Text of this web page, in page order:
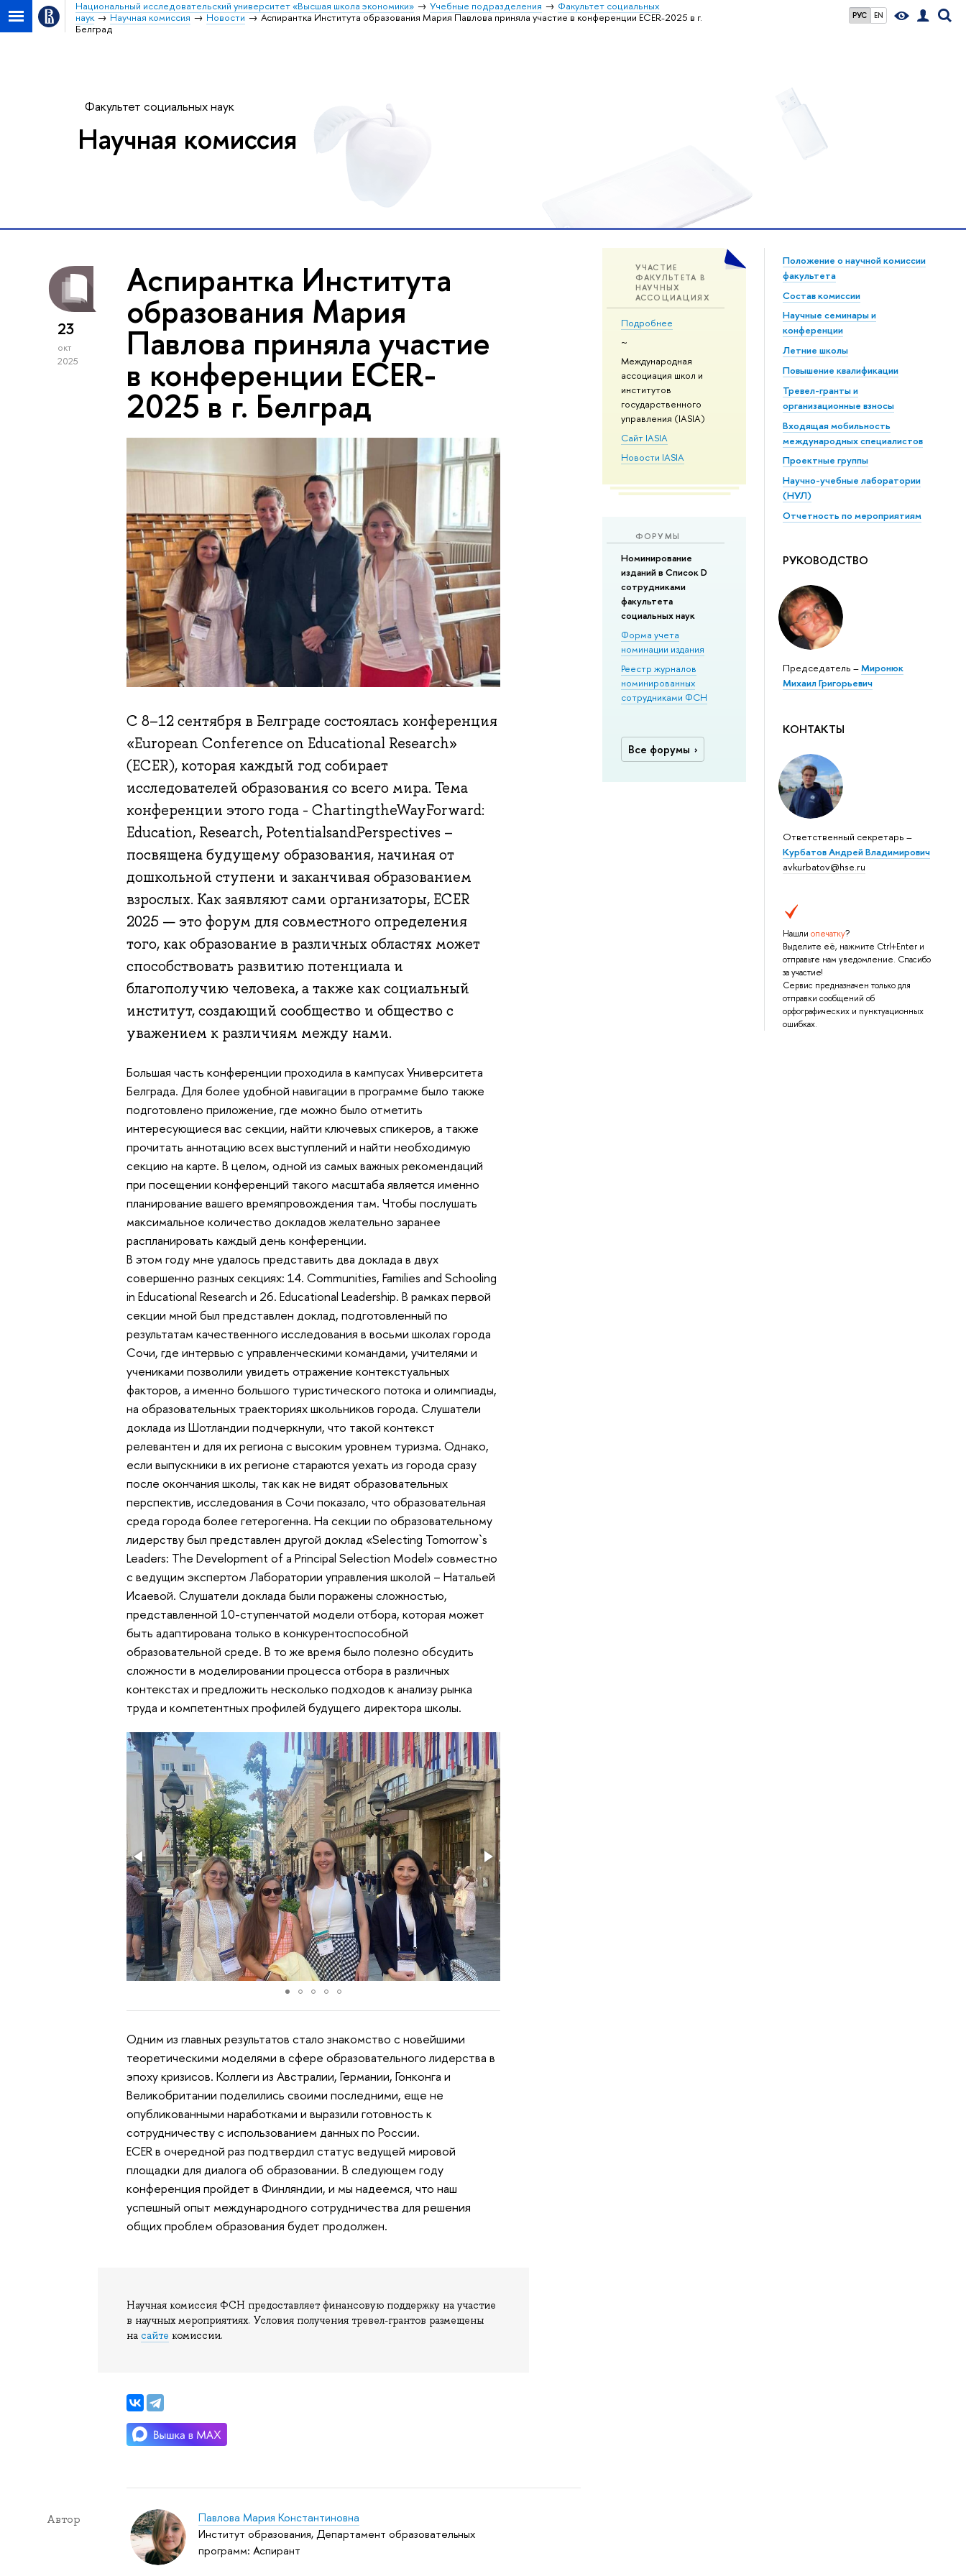
РУС EN
Национальный исследовательский университет «Высшая школа экономики» Учебные подразделения
Факультет социальных
наук
Научная комиссия Новости
Аспирантка Института образования Мария Павлова приняла участие в конференции ECER-2025 в г.
Белград
Факультет социальных наук
Научная комиссия
Положение о научной комиссии
факультета
Состав комиссии
Научные семинары и
конференции
Летние школы
Повышение квалификации
Тревел-гранты и
организационные взносы
Входящая мобильность
международных специалистов
Проектные группы
Научно-учебные лаборатории
(НУЛ)
Отчетность по мероприятиям
РУКОВОДСТВО
Председатель –Миронюк
Михаил Григорьевич
КОНТАКТЫ
Ответственный секретарь –
Курбатов Андрей Владимирович
avkurbatov@hse.ru
Нашли опечатку?
Выделите её, нажмите Ctrl+Enter и
отправьте нам уведомление. Спасибо
за участие!
Сервис предназначен только для
отправки сообщений об
орфографических и пунктуационных
ошибках.
УЧАСТИЕ
ФАКУЛЬТЕТА В
НАУЧНЫХ
АССОЦИАЦИЯХ
Подробнее
~
Международная
ассоциация школ и
институтов
государственного
управления (IASIA)
Сайт IASIA
Новости IASIA
ФОРУМЫ
Номинирование
изданий в Список D
сотрудниками
факультета
социальных наук
Форма учета
номинации издания
Реестр журналов
номинированных
сотрудниками ФСН
Все форумы
23
окт
2025
Аспирантка Института
образования Мария
Павлова приняла участие
в конференции ECER-
2025 в г. Белград
С 8–12 сентября в Белграде состоялась конференция
«European Conference on Educational Research»
(ECER), которая каждый год собирает
исследователей образования со всего мира. Тема
конференции этого года - ChartingtheWayForward:
Education, Research, PotentialsandPerspectives –
посвящена будущему образования, начиная от
дошкольной ступени и заканчивая образованием
взрослых. Как заявляют сами организаторы, ECER
2025 — это форум для совместного определения
того, как образование в различных областях может
способствовать развитию потенциала и
благополучию человека, а также как социальный
институт, создающий сообщество и общество с
уважением к различиям между нами.
Большая часть конференции проходила в кампусах Университета
Белграда. Для более удобной навигации в программе было также
подготовлено приложение, где можно было отметить
интересующиеся вас секции, найти ключевых спикеров, а также
прочитать аннотацию всех выступлений и найти необходимую
секцию на карте. В целом, одной из самых важных рекомендаций
при посещении конференций такого масштаба является именно
планирование вашего времяпровождения там. Чтобы послушать
максимальное количество докладов желательно заранее
распланировать каждый день конференции.
В этом году мне удалось представить два доклада в двух
совершенно разных секциях: 14. Communities, Families and Schooling
in Educational Research и 26. Educational Leadership. В рамках первой
секции мной был представлен доклад, подготовленный по
результатам качественного исследования в восьми школах города
Сочи, где интервью с управленческими командами, учителями и
учениками позволили увидеть отражение контекстуальных
факторов, а именно большого туристического потока и олимпиады,
на образовательных траекториях школьников города. Слушатели
доклада из Шотландии подчеркнули, что такой контекст
релевантен и для их региона с высоким уровнем туризма. Однако,
если выпускники в их регионе стараются уехать из города сразу
после окончания школы, так как не видят образовательных
перспектив, исследования в Сочи показало, что образовательная
среда города более гетерогенна. На секции по образовательному
лидерству был представлен другой доклад «Selecting Tomorrow`s
Leaders: The Development of a Principal Selection Model» совместно
с ведущим экспертом Лаборатории управления школой – Натальей
Исаевой. Слушатели доклада были поражены сложностью,
представленной 10-ступенчатой модели отбора, которая может
быть адаптирована только в конкурентоспособной
образовательной среде. В то же время было полезно обсудить
сложности в моделировании процесса отбора в различных
контекстах и предложить несколько подходов к анализу рынка
труда и компетентных профилей будущего директора школы.
Одним из главных результатов стало знакомство с новейшими
теоретическими моделями в сфере образовательного лидерства в
эпоху кризисов. Коллеги из Австралии, Германии, Гонконга и
Великобритании поделились своими последними, еще не
опубликованными наработками и выразили готовность к
сотрудничеству с использованием данных по России.
ECER в очередной раз подтвердил статус ведущей мировой
площадки для диалога об образовании. В следующем году
конференция пройдет в Финляндии, и мы надеемся, что наш
успешный опыт международного сотрудничества для решения
общих проблем образования будет продолжен.
Научная комиссия ФСН предоставляет финансовую поддержку на участие
в научных мероприятиях. Условия получения тревел-грантов размещены
на сайте комиссии.
Автор
Павлова Мария Константиновна
Институт образования, Департамент образовательных
программ: Аспирант